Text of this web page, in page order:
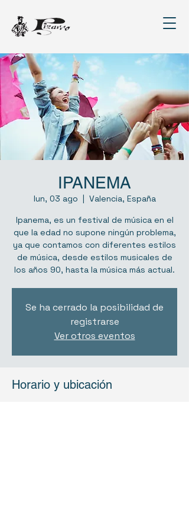
IPANEMA
lun, 03 ago
  |
Valencia, España
Ipanema, es un festival de música en el
que la edad no supone ningún problema,
ya que contamos con diferentes estilos
de música, desde estilos musicales de
los años 90, hasta la música más actual.
Se ha cerrado la posibilidad de
registrarse
Ver otros eventos
Horario y ubicación